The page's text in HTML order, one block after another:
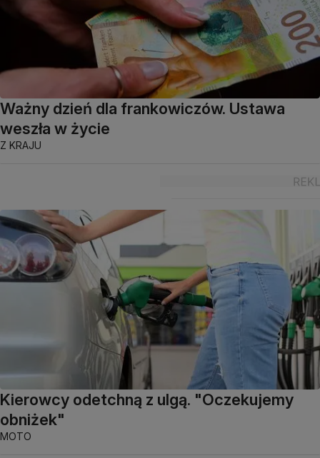
Ważny dzień dla frankowiczów. Ustawa
weszła w życie
Z KRAJU
Kierowcy odetchną z ulgą. "Oczekujemy
obniżek"
MOTO